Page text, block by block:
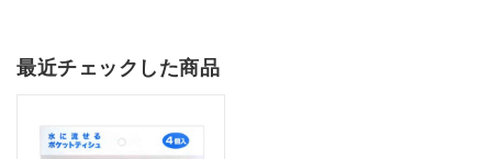
最近チェックした商品